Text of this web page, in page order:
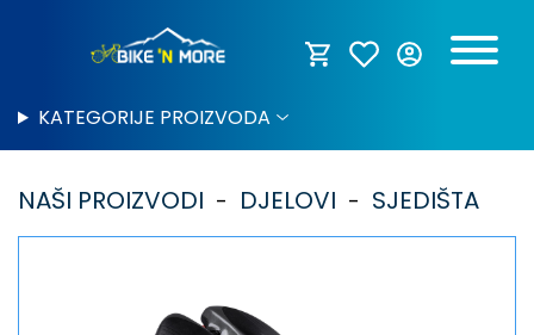
KATEGORIJE PROIZVODA
NAŠI PROIZVODI DJELOVI SJEDIŠTA